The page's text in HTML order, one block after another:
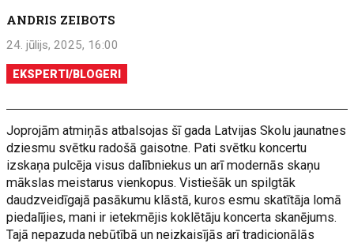
ANDRIS ZEIBOTS
24. jūlijs, 2025, 16:00
EKSPERTI/BLOGERI
Joprojām atmiņās atbalsojas šī gada Latvijas Skolu jaunatnes
dziesmu svētku radošā gaisotne. Pati svētku koncertu
izskaņa pulcēja visus dalībniekus un arī modernās skaņu
mākslas meistarus vienkopus. Vistiešāk un spilgtāk
daudzveidīgajā pasākumu klāstā, kuros esmu skatītāja lomā
piedalījies, mani ir ietekmējis koklētāju koncerta skanējums.
Tajā nepazuda nebūtībā un neizkaisījās arī tradicionālās